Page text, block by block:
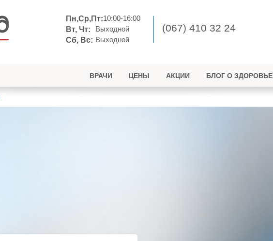
Пн,Ср,Пт:10:00-16:00
Вт, Чт:
Выходной
Сб, Вс: Выходной
(067) 410 32 24
ВРАЧИ ЦЕНЫ АКЦИИ БЛОГ О ЗДОРОВЬЕ